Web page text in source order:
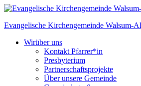
Skip
content
Evangelische Kirchengemeinde Walsum-
Wirüber uns
Kontakt Pfarrer*in
Presbyterium
Partnerschaftsprojekte
Über unsere Gemeinde